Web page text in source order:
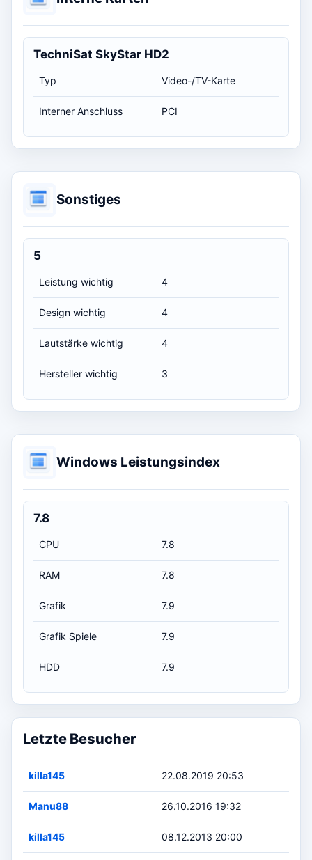
TechniSat SkyStar HD2
Typ Video-/TV-Karte
Interner Anschluss PCI
Sonstiges
5
Leistung wichtig 4
Design wichtig 4
Lautstärke wichtig 4
Hersteller wichtig 3
Windows Leistungsindex
7.8
CPU 7.8
RAM 7.8
Grafik 7.9
Grafik Spiele 7.9
HDD 7.9
Letzte Besucher
killa145 22.08.2019 20:53
Manu88 26.10.2016 19:32
killa145 08.12.2013 20:00